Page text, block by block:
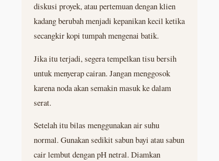
diskusi proyek, atau pertemuan dengan klien
kadang berubah menjadi kepanikan kecil ketika
secangkir kopi tumpah mengenai batik.
Jika itu terjadi, segera tempelkan tisu bersih
untuk menyerap cairan. Jangan menggosok
karena noda akan semakin masuk ke dalam
serat.
Setelah itu bilas menggunakan air suhu
normal. Gunakan sedikit sabun bayi atau sabun
cair lembut dengan pH netral. Diamkan